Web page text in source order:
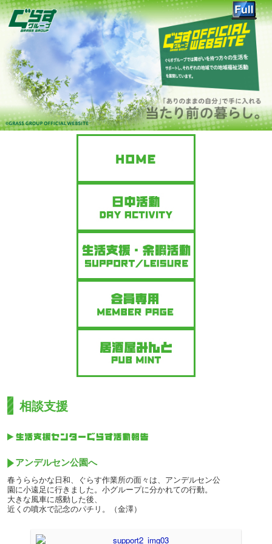
相談支援
アンデルセン公園へ
春うららかな日和、ぐらす作業所の面々は、アンデルセン公
園に小遠足に行きました。小グループに分かれての行動。
大きな風車に感動した後、
近くの噴水で記念のパチリ。（金澤）